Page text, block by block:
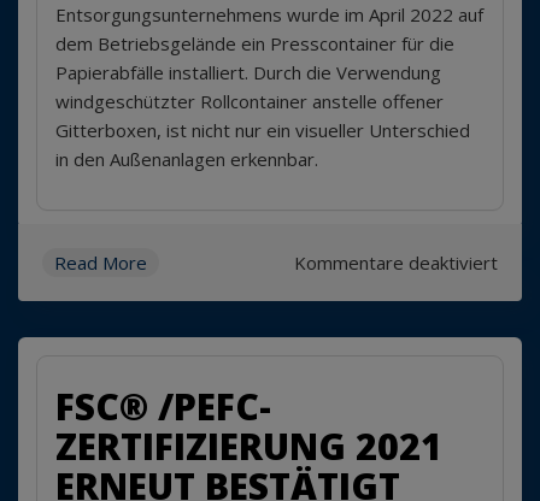
Entsorgungsunternehmens wurde im April 2022 auf
dem Betriebsgelände ein Presscontainer für die
Papierabfälle installiert. Durch die Verwendung
windgeschützter Rollcontainer anstelle offener
Gitterboxen, ist nicht nur ein visueller Unterschied
in den Außenanlagen erkennbar.
Read More Kommentare deaktiviertfür
FSC® /PEFC-
ZERTIFIZIERUNG 2021
ERNEUT BESTÄTIGT